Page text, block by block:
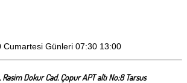
Cumartesi Günleri 07:30 13:00
Dokur Cad. Çopur APT altı No:8 Tarsus